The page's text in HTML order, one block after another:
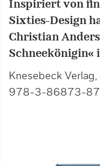
Inspiriert von
Sixties-Design
Christian
Knesebeck
978-3-86873-